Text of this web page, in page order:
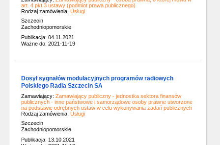
art. 4 pkt 3 ustawy (podmiot prawa publicznego)
Rodzaj zamówienia: Usługi
Szczecin
Zachodniopomorskie
Publikacja: 04.11.2021
Ważne do: 2021-11-19
Dosył sygnałów modulacyjnych programów radiowych
Polskiego Radia Szczecin SA
Zamawiający: Zamawiający publiczny - jednostka sektora finansów
publicznych - inne państwowe i samorządowe osoby prawne utworzone
na podstawie odrębnych ustaw w celu wykonywania zadań publicznych
Rodzaj zamówienia: Usługi
Szczecin
Zachodniopomorskie
Publikacja: 13.10.2021